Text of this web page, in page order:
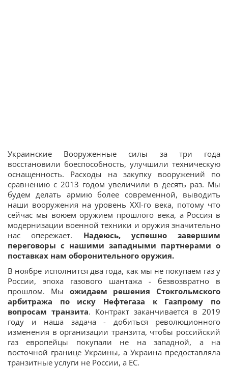
Украинские Вооруженные силы за три года
восстановили боеспособность, улучшили техническую
оснащенность. Расходы на закупку вооружений по
сравнению с 2013 годом увеличили в десять раз. Мы
будем делать армию более современной, выводить
наши вооружения на уровень XXI-го века, потому что
сейчас мы воюем оружием прошлого века, а Россия в
модернизации военной техники и оружия значительно
нас опережает. Надеюсь, успешно завершим
переговоры с нашими западными партнерами о
поставках нам оборонительного оружия.
В ноябре исполнится два года, как мы не покупаем газ у
России, эпоха газового шантажа - безвозвратно в
прошлом. Мы ожидаем решения Стокгольмского
арбитража по иску Нефтегаза к Газпрому по
вопросам транзита. Контракт заканчивается в 2019
году и наша задача - добиться революционного
изменения в организации транзита, чтобы российский
газ европейцы покупали не на западной, а на
восточной границе Украины, а Украина предоставляла
транзитные услуги не России, а ЕС.